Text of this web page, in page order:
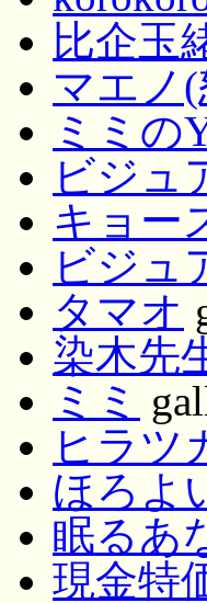
比企玉
マエノ
ミミの
ビジュ
キョー
ビジュ
タマオ
染木先
ミミ
ヒラツ
ほろよ
眠るあ
現金特